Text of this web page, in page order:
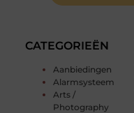
CATEGORIEËN
Aanbiedingen
Alarmsysteem
Arts /
Photography